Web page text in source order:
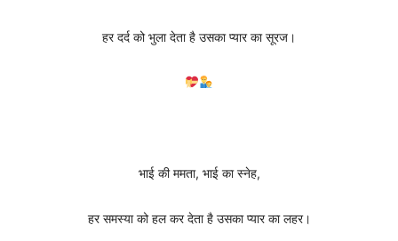
हर दर्द को भुला देता है उसका प्यार का सूरज।
भाई की ममता, भाई का स्नेह,
हर समस्या को हल कर देता है उसका प्यार का लहर।